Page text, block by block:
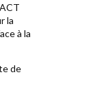
la
à la
de